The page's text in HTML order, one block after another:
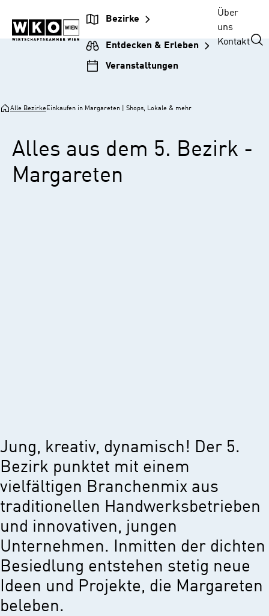
Unternehmensnavigation
springen
Inhalt
springen
Hauptnavigation
springen
Footer
springen
Bezirke
Entdecken & Erleben
Veranstaltungen
Über
uns
Kontakt
Alle BezirkeEinkaufen in Margareten | Shops, Lokale & mehr
Alles aus dem 5. Bezirk -
Margareten
Jung, kreativ, dynamisch! Der 5.
Bezirk punktet mit einem
vielfältigen Branchenmix aus
traditionellen Handwerksbetrieben
und innovativen, jungen
Unternehmen. Inmitten der dichten
Besiedlung entstehen stetig neue
Ideen und Projekte, die Margareten
beleben.